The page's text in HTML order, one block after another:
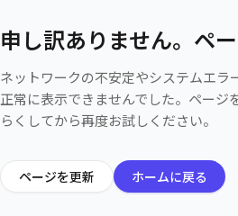
申し訳ありません。ペ
ネットワークの不安定やシステムエラ
正常に表示できませんでした。ページ
らくしてから再度お試しください。
ページを更新 ホームに戻る